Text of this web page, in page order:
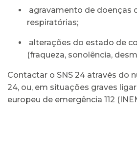
agravamento de doenças
respiratórias;
alterações do estado de
(fraqueza, sonolência,
Contactar o SNS 24 através do
24, ou, em situações graves
europeu de emergência 112